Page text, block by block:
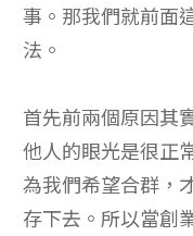
事。那我們就前面
法。
首先前兩個原因其
他人的眼光是很正
為我們希望合群，
存下去。所以當創